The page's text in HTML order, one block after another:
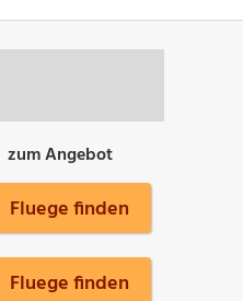
zum Angebot
Fluege finden
Fluege finden